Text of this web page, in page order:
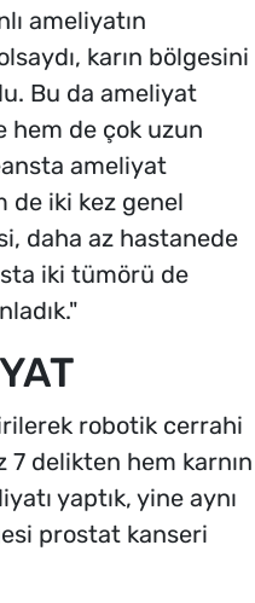
ameliyatın
karın bölgesini
Bu da ameliyat
hem de çok uzun
ameliyat
de iki kez genel
daha az hastanede
iki tümörü de
robotik cerrahi
7 delikten hem karnın
yaptık, yine aynı
prostat kanseri